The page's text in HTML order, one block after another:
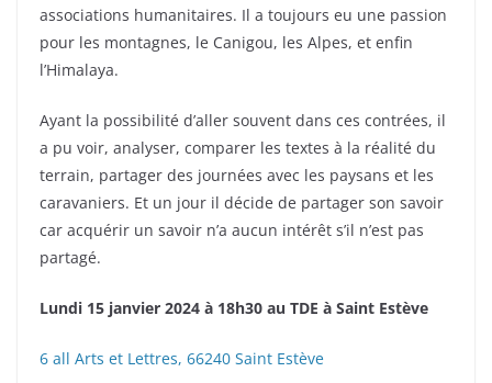
associations humanitaires. Il a toujours eu une passion
pour les montagnes, le Canigou, les Alpes, et enfin
l’Himalaya.
Ayant la possibilité d’aller souvent dans ces contrées, il
a pu voir, analyser, comparer les textes à la réalité du
terrain, partager des journées avec les paysans et les
caravaniers. Et un jour il décide de partager son savoir
car acquérir un savoir n’a aucun intérêt s’il n’est pas
partagé.
Lundi 15 janvier 2024 à 18h30 au TDE à Saint Estève
6 all Arts et Lettres, 66240 Saint Estève